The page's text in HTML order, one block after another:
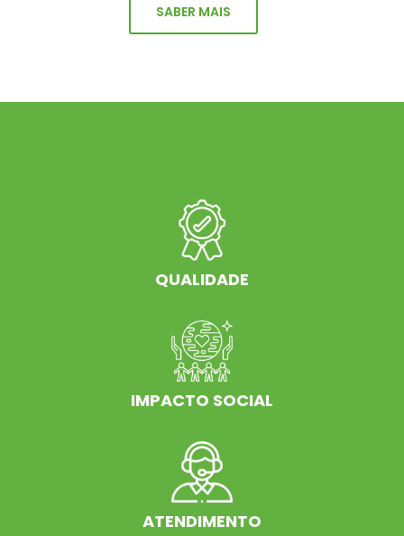
SABER MAIS
QUALIDADE
IMPACTO SOCIAL
ATENDIMENTO